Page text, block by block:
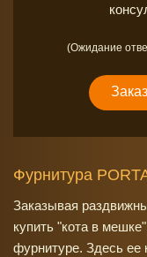
(Ожидание
Фурнитура
Заказывая
купить "кота в
фурнитуре. Здесь ее